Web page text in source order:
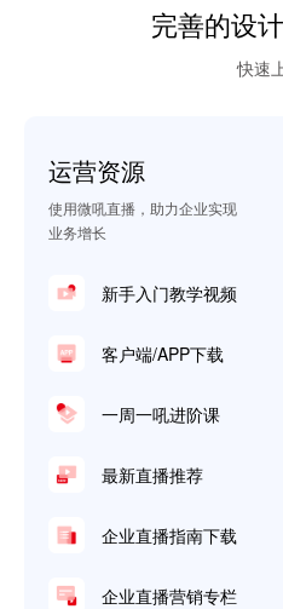
完善的设
快速
运营资源
使用微吼直播，助力企业实现
业务增长
新手入门教学视频
客户端/APP下载
一周一吼进阶课
最新直播推荐
企业直播指南下载
企业直播营销专栏